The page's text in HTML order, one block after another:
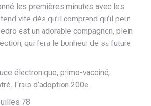
les premières minutes avec les
vite dès qu’il comprend qu’il peut
est un adorable compagnon, plein
qui fera le bonheur de sa future
électronique, primo-vacciné,
Frais d’adoption 200e.
78